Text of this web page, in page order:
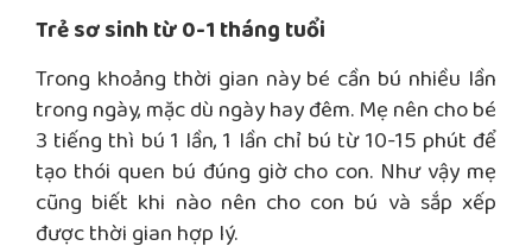
Trẻ sơ sinh từ 0-1 tháng tuổi
Trong khoảng thời gian này bé cần bú nhiều lần
trong ngày, mặc dù ngày hay đêm. Mẹ nên cho bé
3 tiếng thì bú 1 lần, 1 lần chỉ bú từ 10-15 phút để
tạo thói quen bú đúng giờ cho con. Như vậy mẹ
cũng biết khi nào nên cho con bú và sắp xếp
được thời gian hợp lý.